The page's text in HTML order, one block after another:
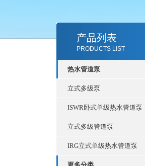
产品列表
PRODUCTS LIST
热水管道泵
立式多级泵
ISWR卧式单级热水管道泵
立式多级管道泵
IRG立式单级热水管道泵